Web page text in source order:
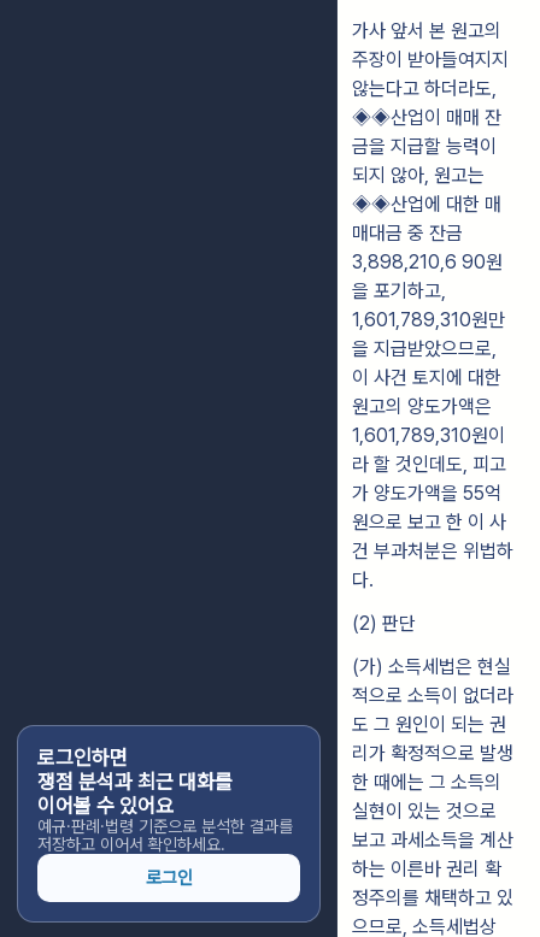
로그인하면
쟁점 분석과 최근 대화를
이어볼 수 있어요
예규·판례·법령 기준으로 분석한 결과를
저장하고 이어서 확인하세요.
로그인
가사 앞서 본 원고의
주장이 받아들여지지
않는다고 하더라도,
◈◈산업이 매매 잔
금을 지급할 능력이
되지 않아, 원고는
◈◈산업에 대한 매
매대금 중 잔금
3,898,210,6 90원
을 포기하고,
1,601,789,310원만
을 지급받았으므로,
이 사건 토지에 대한
원고의 양도가액은
1,601,789,310원이
라 할 것인데도, 피고
가 양도가액을 55억
원으로 보고 한 이 사
건 부과처분은 위법하
다.
(2) 판단
(가) 소득세법은 현실
적으로 소득이 없더라
도 그 원인이 되는 권
리가 확정적으로 발생
한 때에는 그 소득의
실현이 있는 것으로
보고 과세소득을 계산
하는 이른바 권리 확
정주의를 채택하고 있
으므로, 소득세법상